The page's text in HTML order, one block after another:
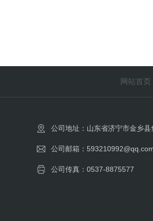
网站首页
公司地址：山东省济宁市金乡
公司邮箱：
公司传真：0537-8875577